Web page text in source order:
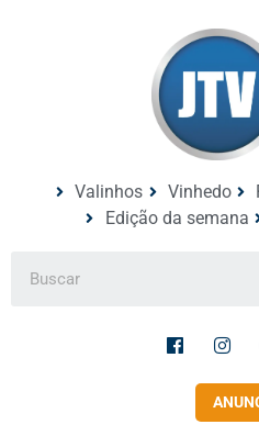
Valinhos Vinhedo
Edição da semana